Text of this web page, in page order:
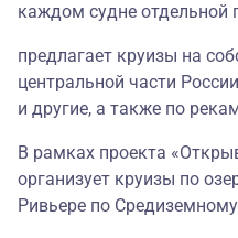
каждом судне отдельной
предлагает круизы на
центральной части
и другие, а также по
В рамках проекта
организует круизы по
Ривьере по